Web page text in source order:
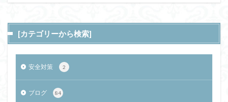
[カテゴリーから検索]
安全対策 2
ブログ 84